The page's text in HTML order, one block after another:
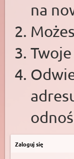
na
Zaloguj się